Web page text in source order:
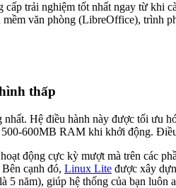
cấp trải nghiệm tốt nhất ngay từ khi
văn phòng (LibreOffice), trình
thấp
nhất. Hệ điều hành này được tối ưu
600MB RAM khi khởi động.
động cực kỳ mượt mà trên các
cạnh đó, Linux Lite được xây
5 năm), giúp hệ thống của bạn luôn